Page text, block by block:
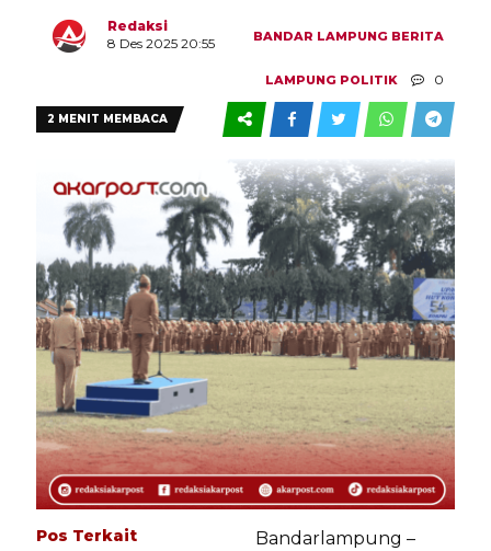
Redaksi
8 Des 2025 20:55
BANDAR LAMPUNG BERITA
LAMPUNG POLITIK 0
1
2 MENIT MEMBACA
Bandarlampung –
Pos Terkait